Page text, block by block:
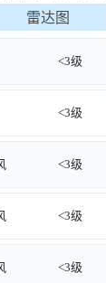
雷达图
<3级
<3级
<3级
<3级
<3级